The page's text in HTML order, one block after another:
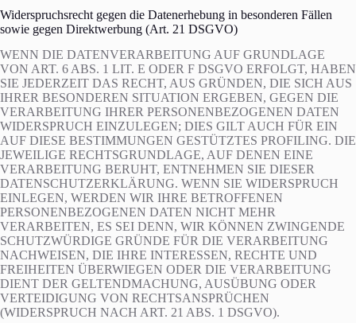
Widerspruchsrecht gegen die Datenerhebung in besonderen Fällen
sowie gegen Direktwerbung (Art. 21 DSGVO)
WENN DIE DATENVERARBEITUNG AUF GRUNDLAGE
VON ART. 6 ABS. 1 LIT. E ODER F DSGVO ERFOLGT, HABEN
SIE JEDERZEIT DAS RECHT, AUS GRÜNDEN, DIE SICH AUS
IHRER BESONDEREN SITUATION ERGEBEN, GEGEN DIE
VERARBEITUNG IHRER PERSONENBEZOGENEN DATEN
WIDERSPRUCH EINZULEGEN; DIES GILT AUCH FÜR EIN
AUF DIESE BESTIMMUNGEN GESTÜTZTES PROFILING. DIE
JEWEILIGE RECHTSGRUNDLAGE, AUF DENEN EINE
VERARBEITUNG BERUHT, ENTNEHMEN SIE DIESER
DATENSCHUTZERKLÄRUNG. WENN SIE WIDERSPRUCH
EINLEGEN, WERDEN WIR IHRE BETROFFENEN
PERSONENBEZOGENEN DATEN NICHT MEHR
VERARBEITEN, ES SEI DENN, WIR KÖNNEN ZWINGENDE
SCHUTZWÜRDIGE GRÜNDE FÜR DIE VERARBEITUNG
NACHWEISEN, DIE IHRE INTERESSEN, RECHTE UND
FREIHEITEN ÜBERWIEGEN ODER DIE VERARBEITUNG
DIENT DER GELTENDMACHUNG, AUSÜBUNG ODER
VERTEIDIGUNG VON RECHTSANSPRÜCHEN
(WIDERSPRUCH NACH ART. 21 ABS. 1 DSGVO).